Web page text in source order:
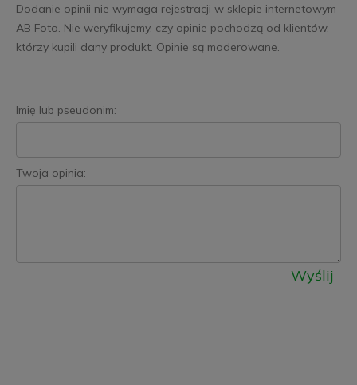
Dodanie opinii nie wymaga rejestracji w sklepie internetowym
AB Foto. Nie weryfikujemy, czy opinie pochodzą od klientów,
którzy kupili dany produkt. Opinie są moderowane.
Imię lub pseudonim:
Twoja opinia:
Wyślij